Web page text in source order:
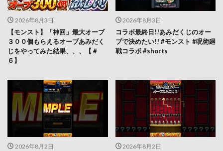
2026年8月3日
【モンスト】「神回」最大オーブ
３００個もらえるオーブあみだく
じをやってみた結果、、、【＃
６】
2026年8月3日
コラボ最終日!!あみだくじのオー
ブで決めたい!! #モンスト #呪術廻
戦コラボ #shorts
2026年8月2日 2026年8月2日